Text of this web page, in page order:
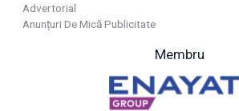
Advertorial
Anunțuri De Mică Publicitate
Membru